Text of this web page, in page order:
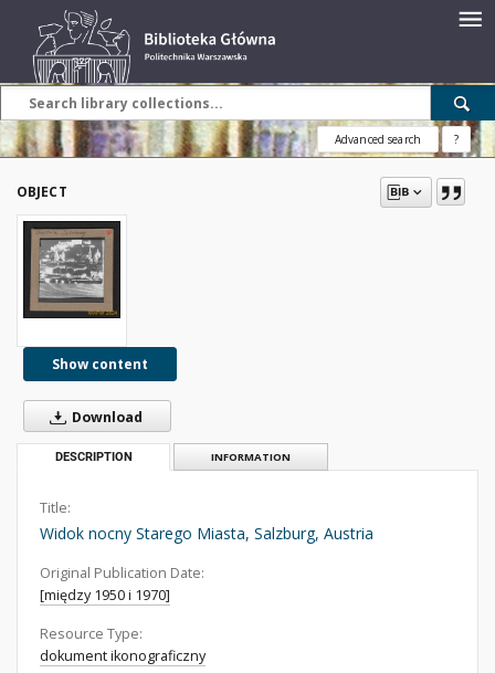
Advanced search ?
OBJECT
Show content
Download
DESCRIPTION INFORMATION
Title:
Widok nocny Starego Miasta, Salzburg, Austria
Original Publication Date:
[między 1950 i 1970]
Resource Type:
dokument ikonograficzny